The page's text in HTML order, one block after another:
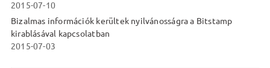
2015-07-10
Bizalmas információk kerültek nyilvánosságra a Bitstamp
kirablásával kapcsolatban
2015-07-03